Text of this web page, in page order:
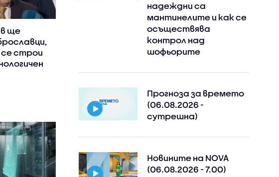
ще
строи
надеждни са
мантинелите и как се
осъществява
контрол над
шофьорите
Прогноза за времето
(06.08.2026 -
сутрешна)
Новините на NOVA
(06.08.2026 - 7.00)